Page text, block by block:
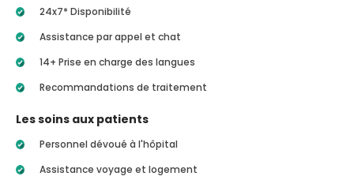
24x7* Disponibilité
Assistance par appel et chat
14+ Prise en charge des langues
Recommandations de traitement
Les soins aux patients
Personnel dévoué à l'hôpital
Assistance voyage et logement